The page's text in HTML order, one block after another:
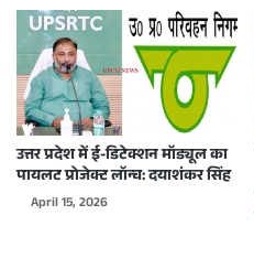
उत्तर प्रदेश में ई-डिटेक्शन मॉड्यूल का
पायलट प्रोजेक्ट लॉन्च: दयाशंकर सिंह
April 15, 2026